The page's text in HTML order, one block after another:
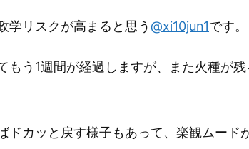
学リスクが高まると思う@xi10jun1です。
もう1週間が経過しますが、また火種が
ドカッと戻す様子もあって、楽観ムード